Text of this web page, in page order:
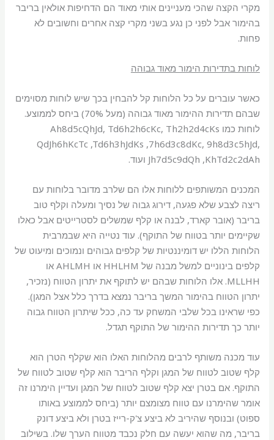
מקרי הקצה שהכי מעניינים אותי מאוד הם הדחיפות אולאין בריבר
בהימור אבל לפני כן נגע בשני מקרי קצה אחרים וחשובים לא
פחות.
לוחות בתדירות הימור מאוד גבוהה
כאשר עוברים על כל הלוחות קל להבחין בכך שיש לוחות מסוימים
שבהם תדירות ההימור מאוד גבוהה (מעל 70%) ביחס לממוצע.
לוחות כמו Ah8d5cQhJd, Td6h2h6cKc, Th2h2d4cKs
QdJh6hKcTc ,Td6h3hJdKs ,7h6d3c8dKc, 9h8d3c5hJd,
Jh7d5c9dQh ,KhTd2c2dAh ועוד.
המכנים המשותפים ללוחות אלו הם שלרב מדובר בלוחות עם
ריצה לצבע שלא פגעה, דירוג גבוה של נסיך ומעלה וקלף טוב
בריבר (אובר קארד, לבנה או קלף שמשלים לסטרייטים אבל כאלו
שקיימים יותר בטווח של התוקף). עוד נטייה היא שבמרבית
הלוחות הללו יש דומיננטיות של קלפים גבוהים ונמוכים ומיעוט של
קלפים בינוניים למשל מבנה של HHLHM או AHLMH או
MLLHH. אלו הלוחות שבהם יש לתוקף את יתרון הטווח (נזכיר,
יתרון הטווח בהימור המשך בריבר נמצא בדרך כלל אצל המגן).
כפי שראינו בכל שלבי המשחק עד כה, ככל שיתרון הטווח גבוה
יותר כך תדירות ההימור של התוקף תגדל.
עוד מכנה משותף לרבים מהלוחות האלו הוא שקלף הטרן הוא
קלף שטוב לטווח של המגן וקלף הריבר הוא קלף שטוב לטווח של
התוקף. אם בטרן יצא קלף שטוב לטווח של המגן ועדיין הימרנו זה
אומר שהימרנו עם טווח מצומצם יותר (ביחס לממוצע באותו
ספוט) ובנוסף שהיריב לא ביצע צ'ק-רייז בטרן ולא ביצע דונק
בריבר, מה שהוא יעשה עם חלק נכבד מטווח הערך שלו. בשילוב